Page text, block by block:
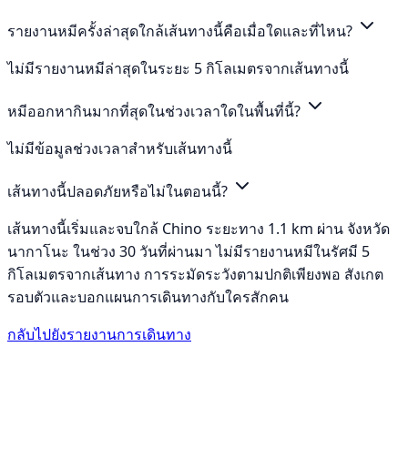
รายงานหมีครั้งล่าสุดใกล้เส้นทางนี้คือเมื่อใดและที่ไหน?
ไม่มีรายงานหมีล่าสุดในระยะ 5 กิโลเมตรจากเส้นทางนี้
หมีออกหากินมากที่สุดในช่วงเวลาใดในพื้นที่นี้?
ไม่มีข้อมูลช่วงเวลาสำหรับเส้นทางนี้
เส้นทางนี้ปลอดภัยหรือไม่ในตอนนี้?
เส้นทางนี้เริ่มและจบใกล้ Chino ระยะทาง 1.1 km ผ่าน จังหวัด
นากาโนะ ในช่วง 30 วันที่ผ่านมา ไม่มีรายงานหมีในรัศมี 5
กิโลเมตรจากเส้นทาง การระมัดระวังตามปกติเพียงพอ สังเกต
รอบตัวและบอกแผนการเดินทางกับใครสักคน
กลับไปยังรายงานการเดินทาง